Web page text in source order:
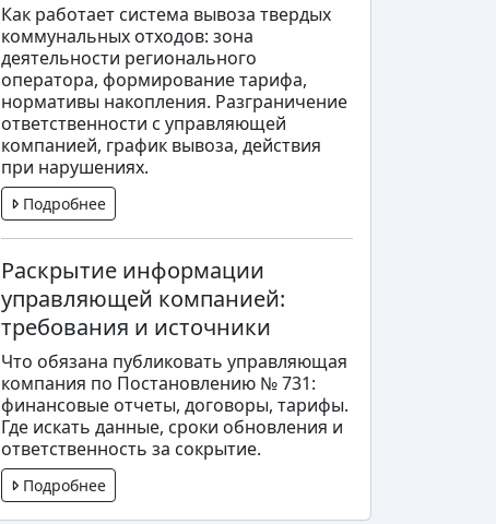
Как работает система вывоза твердых
коммунальных отходов: зона
деятельности регионального
оператора, формирование тарифа,
нормативы накопления. Разграничение
ответственности с управляющей
компанией, график вывоза, действия
при нарушениях.
Подробнее
Раскрытие информации
управляющей компанией:
требования и источники
Что обязана публиковать управляющая
компания по Постановлению № 731:
финансовые отчеты, договоры, тарифы.
Где искать данные, сроки обновления и
ответственность за сокрытие.
Подробнее